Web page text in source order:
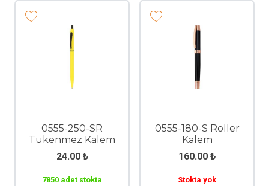
0555-250-SR
Tükenmez Kalem
24.00 ₺
7850 adet stokta
0555-180-S Roller
Kalem
160.00 ₺
Stokta yok